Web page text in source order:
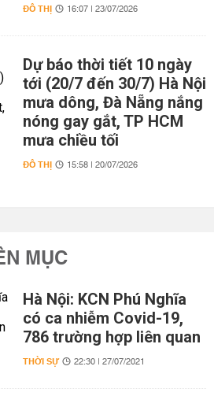
ĐÔ THỊ 16:07 | 23/07/2026
Dự báo thời tiết 10 ngày
tới (20/7 đến 30/7) Hà Nội
mưa dông, Đà Nẵng nắng
nóng gay gắt, TP HCM
mưa chiều tối
ĐÔ THỊ 15:58 | 20/07/2026
MỤC
Hà Nội: KCN Phú Nghĩa
có ca nhiễm Covid-19,
786 trường hợp liên quan
THỜI SỰ 22:30 | 27/07/2021